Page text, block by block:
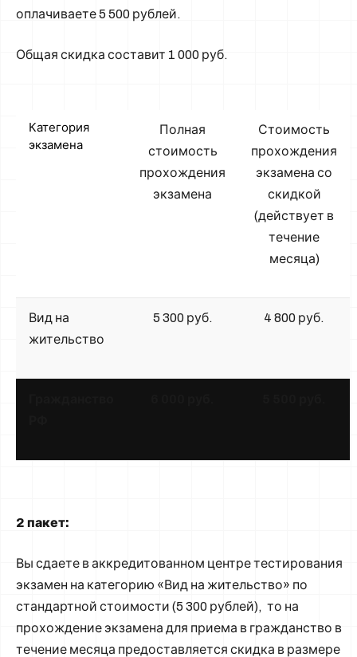
оплачиваете 5 500 рублей.
Общая скидка составит 1 000 руб.
Категория
экзамена
Полная
стоимость
прохождения
экзамена
Стоимость
прохождения
экзамена со
скидкой
(действует в
течение
месяца)
Вид на
жительство
5 300 руб. 4 800 руб.
2 пакет:
Вы сдаете в аккредитованном центре тестирования
экзамен на категорию «Вид на жительство» по
стандартной стоимости (5 300 рублей), то на
прохождение экзамена для приема в гражданство в
течение месяца предоставляется скидка в размере